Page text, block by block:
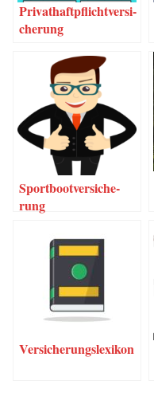
Pri­vat­haft­pflicht­ver­si­
che­rung
Sport­boot­ver­si­che­
rung
Ver­si­che­rungs­le­xi­kon